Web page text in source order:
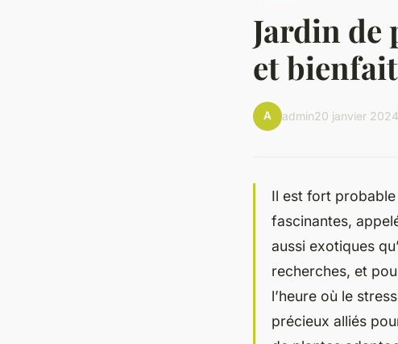
Jardin de
et
A admin20 janvier 2024
Il est fort
fascinantes,
aussi exotiques
recherches, et
l’heure où le
précieux alliés